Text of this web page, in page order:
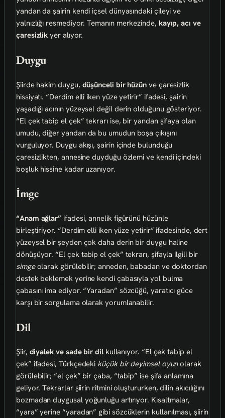
yandan da şairin kendi içsel dünyasındaki çileyi ve
yalnızlığı resmediyor. Temanın merkezinde, kayıp, acı ve
çaresizlik yer alıyor.
Duygu
Şiirde hakim duygu, düşünceli bir hüzün ve çaresizlik
hissiyatı. “Derdim elli iken yüze yetirir” ifadesi, şairin
yaşadığı acının yüzeysel değil derin olduğunu gösteriyor.
“El çek tabip el çek” tekrarı ise, bir yandan şifaya olan
umudu, diğer yandan da bu umudun boşa çıkışını
vurguluyor. Duygu akışı, şairin içinde bulunduğu
çaresizlikten, annesine duyduğu özlemi ve kendi içindeki
boşluk hissine kadar uzanıyor.
İmge
“Anam ağlar” ifadesi, annelik figürünü hüzünle
birleştiriyor. “Derdim elli iken yüze yetirir” ifadesinde, dert
yüzeysel bir şeyden çok daha derin bir duygu haline
dönüşüyor. “El çek tabip el çek” tekrarı, şifayla ilgili bir
simgeolarak görülebilir; anneden, babadan ve doktordan
destek beklemek yerine kendi çabasıyla yol bulma
çabasını ima ediyor. “Yaradan” sözcüğü, yaratıcı güce
karşı bir sorgulama olarak yorumlanabilir.
Dil
Şiir, diyalek ve sade bir dilkullanıyor. “El çek tabip el
çek” ifadesi, Türkçedeki küçük bir deyimsel oyunolarak
görülebilir; “el çek” bir çaba, “tabip” ise şifa anlamına
geliyor. Tekrarlar şiirin ritmini oluştururken, dilin akıcılığını
bozmadan duygusal yoğunluğu artırıyor. Kısaltmalar,
“yara” yerine “yaradan” gibi sözcüklerin kullanılması, şiirin